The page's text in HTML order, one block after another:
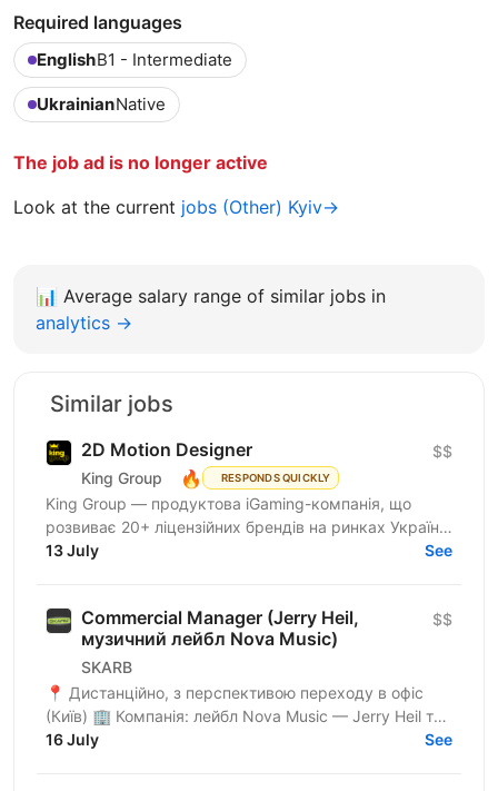
Required languages
EnglishB1 - Intermediate
UkrainianNative
The job ad is no longer active
Look at the current jobs (Other) Kyiv→
📊 Average salary range of similar jobs in
analytics →
Similar jobs
2D Motion Designer
King Group 🔥 RESPONDS QUICKLY
$$
King Group — продуктова iGaming-компанія, що
розвиває 20+ ліцензійних брендів на ринках України
та Tier 1. Більше 1 000 спеціалістів і 4 000 000+...
13 July See
Commercial Manager (Jerry Heil,
музичний лейбл Nova Music)
SKARB
$$
📍 Дистанційно, з перспективою переходу в офіс
(Київ) 🏢 Компанія: лейбл Nova Music — Jerry Heil та
інші артисти. 🕤 Зайнятість: повна. 🔎 Про роль Ми...
16 July See